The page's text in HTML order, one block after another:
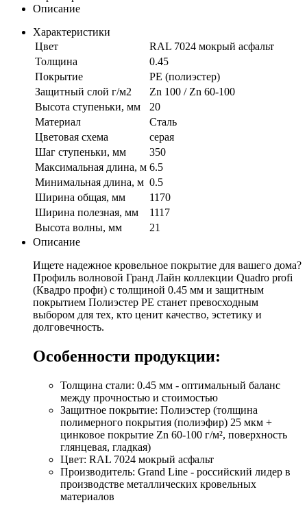
Описание
Характеристики
Цвет
RAL 7024 мокрый асфальт
Толщина
0.45
Покрытие
PE (полиэстер)
Защитный слой г/м2
Zn 100 / Zn 60-100
Высота ступеньки, мм
20
Материал
Сталь
Цветовая схема
серая
Шаг ступеньки, мм
350
Максимальная длина, м 6.5
Минимальная длина, м 0.5
Ширина общая, мм
1170
Ширина полезная, мм
1117
Высота волны, мм
21
Описание
Ищете надежное кровельное покрытие для вашего дома?
Профиль волновой Гранд Лайн коллекции Quadro profi
(Квадро профи) с толщиной 0.45 мм и защитным
покрытием Полиэстер PE станет превосходным
выбором для тех, кто ценит качество, эстетику и
долговечность.
Особенности продукции:
Толщина стали: 0.45 мм - оптимальный баланс
между прочностью и стоимостью
Защитное покрытие: Полиэстер (толщина
полимерного покрытия (полиэфир) 25 мкм +
цинковое покрытие Zn 60-100 г/м², поверхность
глянцевая, гладкая)
Цвет: RAL 7024 мокрый асфальт
Производитель: Grand Line - российский лидер в
производстве металлических кровельных
материалов